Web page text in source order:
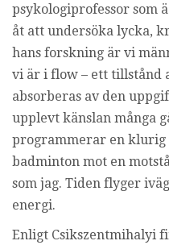
psykologiprofessor som
åt att undersöka lycka,
hans forskning är vi
vi är i flow – ett tillstånd
absorberas av den
upplevt känslan många
programmerar en
badminton mot en
som jag. Tiden flyger
energi.
Enligt Csikszentmihalyi